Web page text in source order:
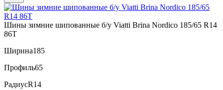
Шины зимние шипованные б/у Viatti Brina Nordico 185/65 R14
86T
Ширина185
Профиль65
РадиусR14